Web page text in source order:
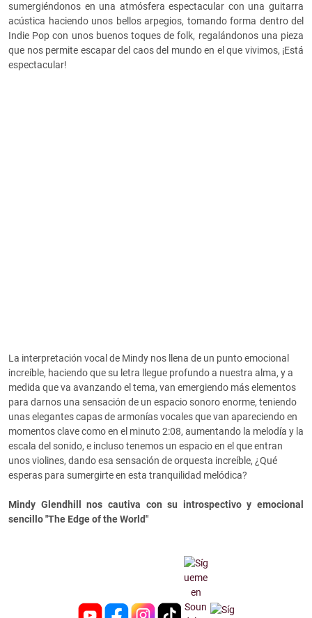
sumergiéndonos en una atmósfera espectacular con una guitarra
acústica haciendo unos bellos arpegios, tomando forma dentro del
Indie Pop con unos buenos toques de folk, regalándonos una pieza
que nos permite escapar del caos del mundo en el que vivimos, ¡Está
espectacular!
La interpretación vocal de Mindy nos llena de un punto emocional
increíble, haciendo que su letra llegue profundo a nuestra alma, y a
medida que va avanzando el tema, van emergiendo más elementos
para darnos una sensación de un espacio sonoro enorme, teniendo
unas elegantes capas de armonías vocales que van apareciendo en
momentos clave como en el minuto 2:08, aumentando la melodía y la
escala del sonido, e incluso tenemos un espacio en el que entran
unos violines, dando esa sensación de orquesta increíble, ¿Qué
esperas para sumergirte en esta tranquilidad melódica?
Mindy Glendhill nos cautiva con su introspectivo y emocional
sencillo "The Edge of the World"